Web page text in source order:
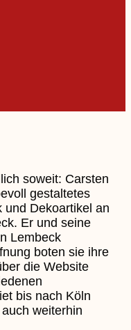
soweit: Carsten
gestaltetes
und Dekoartikel an
Er und seine
Lembeck
boten sie ihre
die Website
bis nach Köln
weiterhin